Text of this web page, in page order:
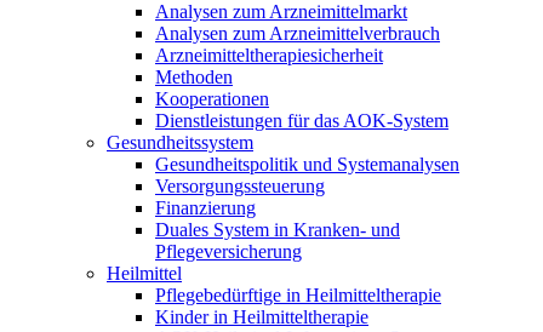
Analysen zum Arzneimittelmarkt
Analysen zum Arzneimittelverbrauch
Arzneimitteltherapiesicherheit
Methoden
Kooperationen
Dienstleistungen für das AOK-System
Gesundheitssystem
Gesundheitspolitik und Systemanalysen
Versorgungssteuerung
Finanzierung
Duales System in Kranken- und
Pflegeversicherung
Heilmittel
Pflegebedürftige in Heilmitteltherapie
Kinder in Heilmitteltherapie